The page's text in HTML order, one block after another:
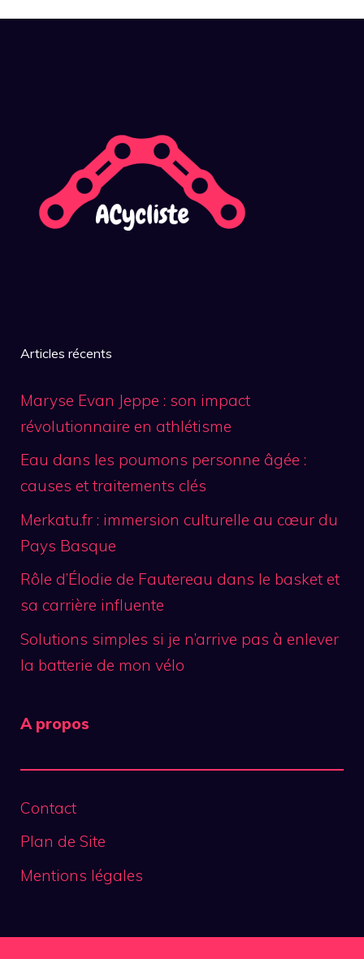
Articles récents
Maryse Evan Jeppe : son impact
révolutionnaire en athlétisme
Eau dans les poumons personne âgée :
causes et traitements clés
Merkatu.fr : immersion culturelle au cœur du
Pays Basque
Rôle d’Élodie de Fautereau dans le basket et
sa carrière influente
Solutions simples si je n’arrive pas à enlever
la batterie de mon vélo
A propos
Contact
Plan de Site
Mentions légales